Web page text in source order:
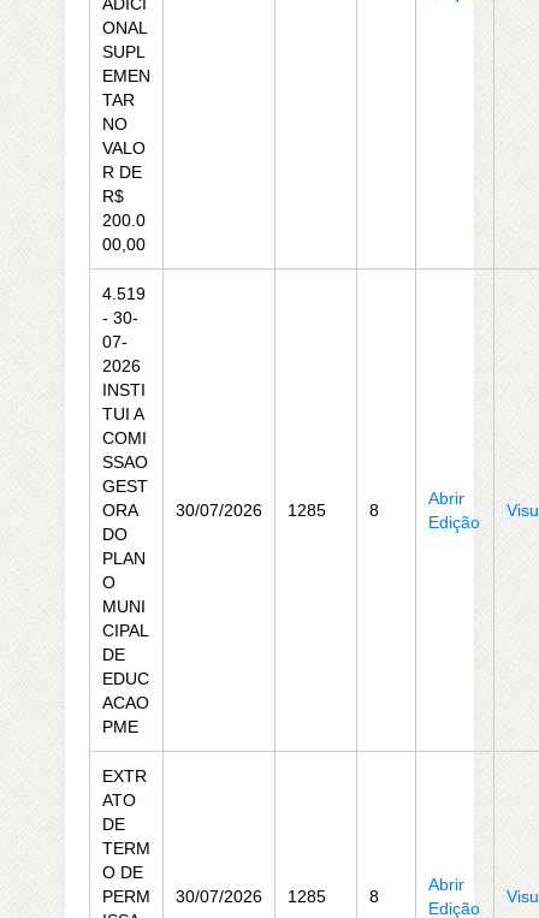
ONAL
SUPL
EMEN
TAR
NO
VALO
R DE
R$
200.0
00,00
4.519
- 30-
07-
2026
INSTI
TUI A
COMI
SSAO
GEST
ORA
DO
PLAN
O
MUNI
CIPAL
DE
EDUC
ACAO
PME
30/07/2026 1285 8
Abrir
Edição
EXTR
ATO
DE
TERM
O DE
PERM
30/07/2026 1285 8
Abrir
Edição